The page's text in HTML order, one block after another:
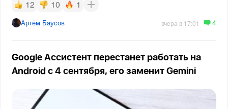
12 10 1
Артём Баусов вчера в 17:01 4
Google Ассистент перестанет работать на
Android с 4 сентября, его заменит Gemini